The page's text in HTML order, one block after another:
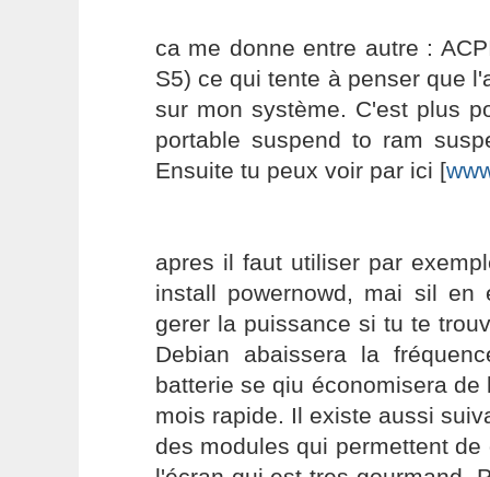
ca me donne entre autre :
S5) ce qui tente à penser que
sur mon système. C'est plus
portable suspend to ram
Ensuite tu peux voir par ici [
apres il faut utiliser par
install powernowd, mai sil en
gerer la puissance si tu te
Debian abaissera la
batterie se qiu économisera
mois rapide. Il existe aussi
des modules qui permettent